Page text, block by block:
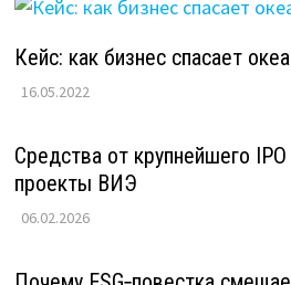
Кейс: как бизнес спасает
16.05.2022
Средства от крупнейшего
проекты ВИЭ
06.02.2026